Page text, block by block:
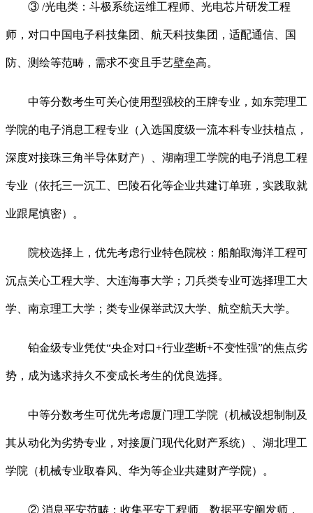
③ /光电类：斗极系统运维工程师、光电芯片研发工程
师，对口中国电子科技集团、航天科技集团，适配通信、国
防、测绘等范畴，需求不变且手艺壁垒高。
中等分数考生可关心使用型强校的王牌专业，如东莞理工
学院的电子消息工程专业（入选国度级一流本科专业扶植点，
深度对接珠三角半导体财产）、湖南理工学院的电子消息工程
专业（依托三一沉工、巴陵石化等企业共建订单班，实践取就
业跟尾慎密）。
院校选择上，优先考虑行业特色院校：船舶取海洋工程可
沉点关心工程大学、大连海事大学；刀兵类专业可选择理工大
学、南京理工大学；类专业保举武汉大学、航空航天大学。
铂金级专业凭仗“央企对口+行业垄断+不变性强”的焦点劣
势，成为逃求持久不变成长考生的优良选择。
中等分数考生可优先考虑厦门理工学院（机械设想制制及
其从动化为劣势专业，对接厦门现代化财产系统）、湖北理工
学院（机械专业取春风、华为等企业共建财产学院）。
② 消息平安范畴：收集平安工程师、数据平安阐发师，